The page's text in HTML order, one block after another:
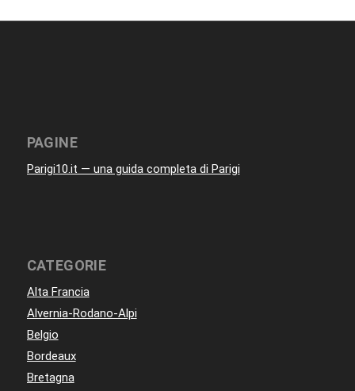
PAGINE
Parigi10.it — una guida completa di Parigi
CATEGORIE
Alta Francia
Alvernia-Rodano-Alpi
Belgio
Bordeaux
Bretagna